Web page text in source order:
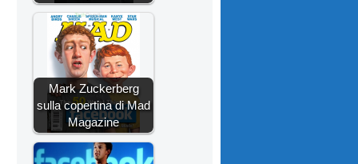
Mark Zuckerberg
sulla copertina di Mad
Magazine